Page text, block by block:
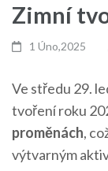
Zimní
1 Úno,2025
Ve středu 29.
tvoření roku
proměnách,
výtvarným